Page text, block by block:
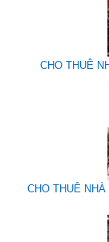
CHO THUÊ
CHO THUÊ